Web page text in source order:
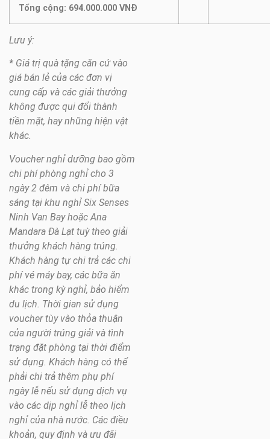
Tổng cộng: 694.000.000 VNĐ
Lưu ý:
* Giá trị quà tặng căn cứ vào
giá bán lẻ của các đơn vị
cung cấp và các giải thưởng
không được qui đổi thành
tiền mặt, hay những hiện vật
khác.
Voucher nghỉ dưỡng bao gồm
chi phí phòng nghỉ cho 3
ngày 2 đêm và chi phí bữa
sáng tại khu nghỉ Six Senses
Ninh Van Bay hoặc Ana
Mandara Đà Lạt tuỳ theo giải
thưởng khách hàng trúng.
Khách hàng tự chi trả các chi
phí vé máy bay, các bữa ăn
khác trong kỳ nghỉ, bảo hiểm
du lịch. Thời gian sử dụng
voucher tùy vào thỏa thuận
của người trúng giải và tình
trạng đặt phòng tại thời điểm
sử dụng. Khách hàng có thể
phải chi trả thêm phụ phí
ngày lễ nếu sử dụng dịch vụ
vào các dịp nghỉ lễ theo lịch
nghỉ của nhà nước. Các điều
khoản, quy định và ưu đãi